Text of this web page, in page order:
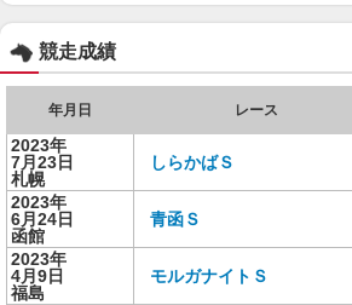
競走成績
年月日 レース
2023年
7月23日
札幌
しらかばＳ
2023年
6月24日
函館
青函Ｓ
2023年
4月9日
福島
モルガナイトＳ